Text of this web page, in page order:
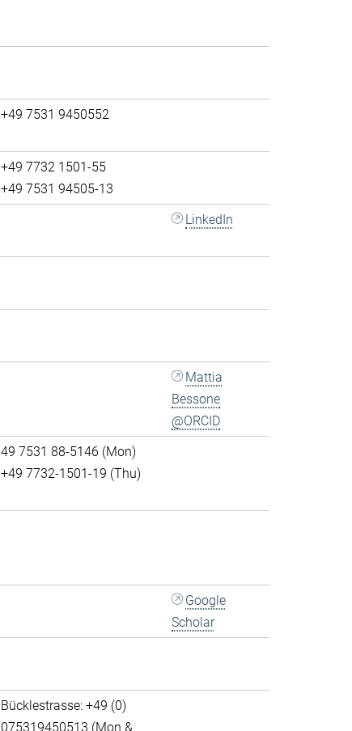
+49 7531 9450552
+49 7732 1501-55
+49 7531 94505-13
LinkedIn
Mattia
Bessone
@ORCID
49 7531 88-5146 (Mon)
+49 7732-1501-19 (Thu)
Google
Scholar
Bücklestrasse: +49 (0)
075319450513 (Mon &